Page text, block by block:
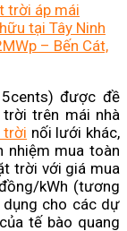
trời áp mái
tại Tây Ninh
– Bến Cát,
được đề
trên mái nhà
trời nối lưới khác,
nhiệm mua toàn
trời với giá mua
kWh (tương
cho các dự
tế bào quang